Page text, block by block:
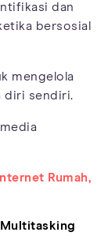
dan
bersosial
mengelola
diri sendiri.
Rumah,